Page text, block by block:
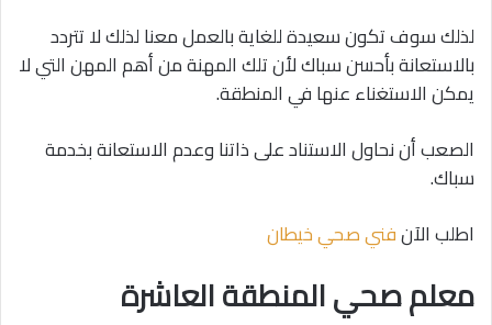
لذلك سوف تكون سعيدة للغاية بالعمل معنا لذلك لا تتردد
بالاستعانة بأحسن سباك لأن تلك المهنة من أهم المهن التي لا
يمكن الاستغناء عنها في المنطقة.
الصعب أن نحاول الاستناد على ذاتنا وعدم الاستعانة بخدمة
سباك.
اطلب الآنفني صحي خيطان
معلم صحي المنطقة العاشرة